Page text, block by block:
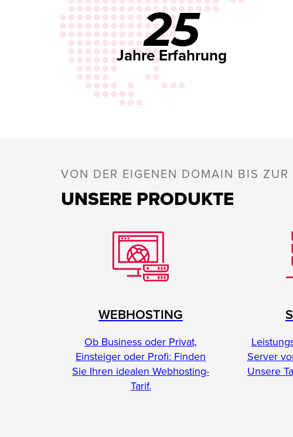
25
Jahre Erfahrung
VON DER EIGENEN DOMAIN BIS ZUR
UNSERE PRODUKTE
WEBHOSTING
Ob Business oder Privat,
Einsteiger oder Profi: Finden
Sie Ihren idealen Webhosting-
Tarif.
Server
Unsere